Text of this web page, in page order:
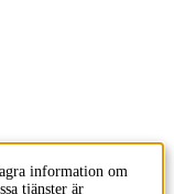
information om
tjänster är